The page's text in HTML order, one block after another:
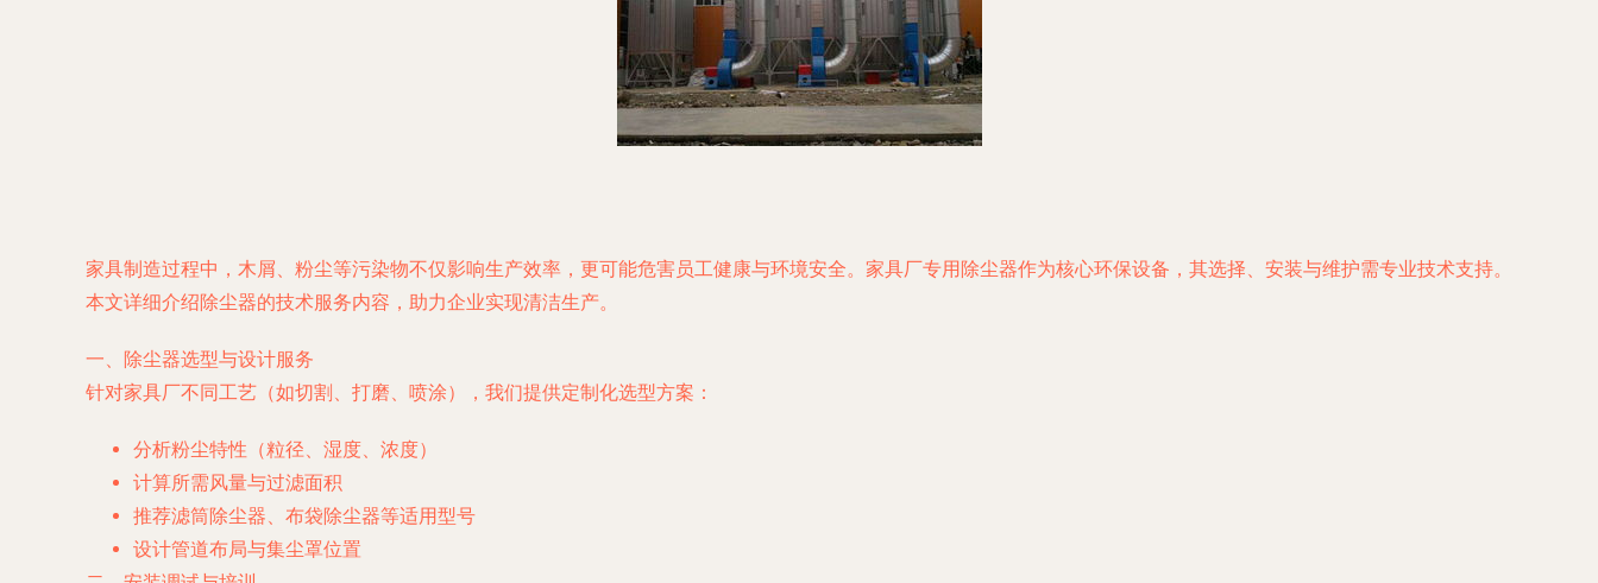
家具制造过程中，木屑、粉尘等污染物不仅影响生产效率，更可能危害员工健康与环境安全。家具厂专用除尘器作为核心环保设备，其选择、安装与维护需专业技术支持。
本文详细介绍除尘器的技术服务内容，助力企业实现清洁生产。
一、除尘器选型与设计服务
针对家具厂不同工艺（如切割、打磨、喷涂），我们提供定制化选型方案：
分析粉尘特性（粒径、湿度、浓度）
计算所需风量与过滤面积
推荐滤筒除尘器、布袋除尘器等适用型号
设计管道布局与集尘罩位置